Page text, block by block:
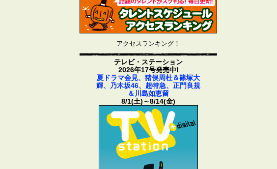
アクセスランキング！
テレビ・ステーション
2026年17号発売中!
夏ドラマ会見、猪俣周杜＆篠塚大
輝、乃木坂46、超特急、正門良規
＆川島如恵留
8/1(土)～8/14(金)